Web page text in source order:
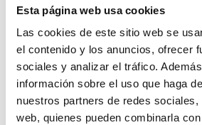
Esta página web usa cookies
Las cookies de este sitio web se
el contenido y los anuncios, ofrecer
sociales y analizar el tráfico.
información sobre el uso que haga
nuestros partners de redes
web, quienes pueden combinarla
Dirección
Passeig de l'Escullera s/n,
Teléfono de contacto
977 259 400